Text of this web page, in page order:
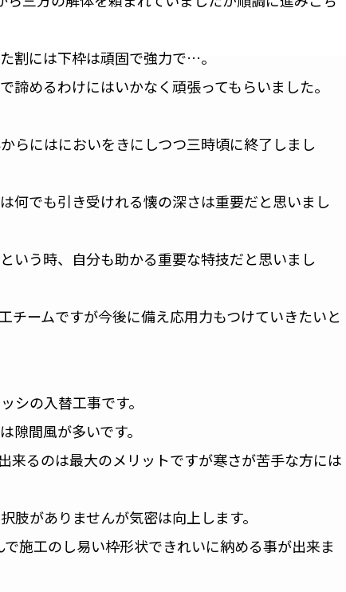
割には下枠は頑固で強力で…。
めるわけにはいかなく頑張ってもらいました。
らにはにおいをきにしつつ三時頃に終了しまし
何でも引き受けれる懐の深さは重要だと思いまし
いう時、自分も助かる重要な特技だと思いまし
チームですが今後に備え応用力もつけていきたいと
シの入替工事です。
隙間風が多いです。
来るのは最大のメリットですが寒さが苦手な方には
肢がありませんが気密は向上します。
施工のし易い枠形状できれいに納める事が出来ま